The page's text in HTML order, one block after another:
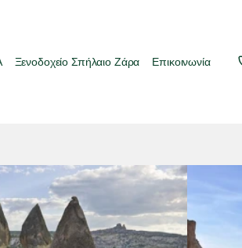
Ξενοδοχείο Σπήλαιο Ζάρα Επικοινωνία